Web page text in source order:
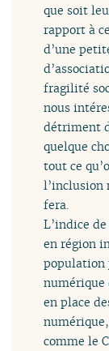
que soit
rapport à
d’une
fragilité
nous
détriment
quelque
tout ce
l’inclusion
fera.
L’indice
en région
numérique
en place
comme le